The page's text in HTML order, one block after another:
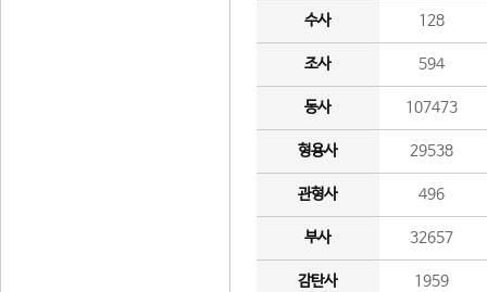
수사 128
조사 594
동사 107473
형용사 29538
관형사 496
부사 32657
감탄사 1959